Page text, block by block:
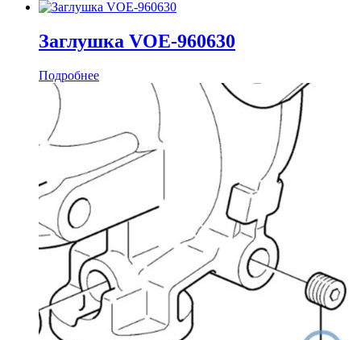
Заглушка VOE-960630
Подробнее